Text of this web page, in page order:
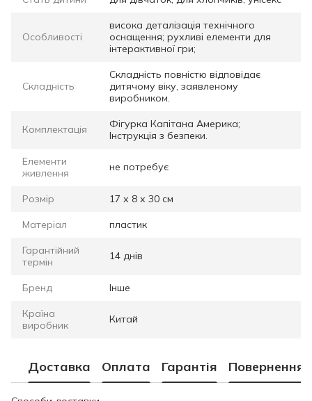
Особливості
висока деталізація технічного
оснащення; рухливі елементи для
інтерактивної гри;
Складність
Складність повністю відповідає
дитячому віку, заявленому
виробником.
Комплектація
Фігурка Капітана Америка;
Інструкція з безпеки.
Елементи
живлення
не потребує
Розмір 17 х 8 х 30 см
Матеріал пластик
Гарантійний
термін
14 днів
Бренд Інше
Країна
виробник
Китай
Доставка Оплата Гарантія Повернення